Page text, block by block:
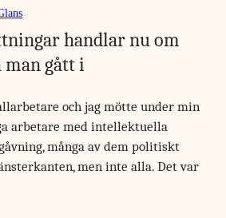
handlar nu om
gått i
och jag mötte under min
arbetare med intellektuella
många av dem politiskt
men inte alla. Det var